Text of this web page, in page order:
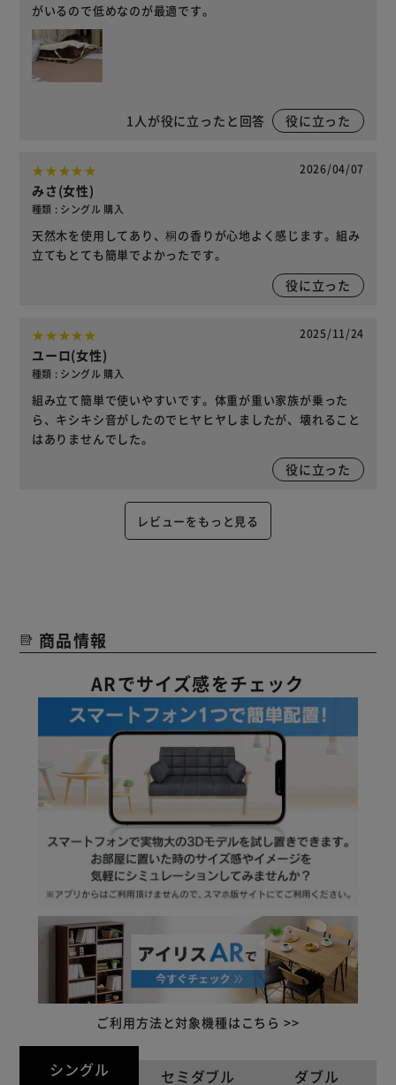
がいるので低めなのが最適です。
1 人が役に立ったと回答 役に立った
2026/04/07
みさ(女性)
種類 : シングル 購入
天然木を使用してあり、桐の香りが心地よく感じます。組み
立てもとても簡単でよかったです。
役に立った
2025/11/24
ユーロ(女性)
種類 : シングル 購入
組み立て簡単で使いやすいです。体重が重い家族が乗った
ら、キシキシ音がしたのでヒヤヒヤしましたが、壊れること
はありませんでした。
役に立った
レビューをもっと見る
商品情報
ARでサイズ感をチェック
ご利用方法と対象機種はこちら >>
シングル セミダブル ダブル